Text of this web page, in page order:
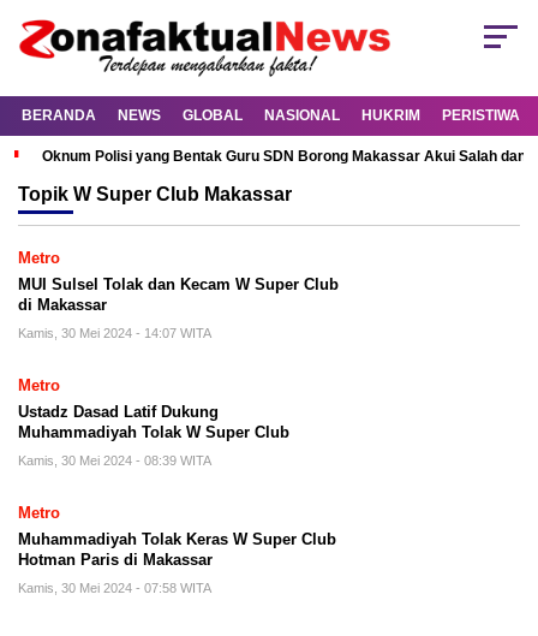
BERANDA NEWS GLOBAL NASIONAL HUKRIM PERISTIWA
Oknum Polisi yang Bentak Guru SDN Borong Makassar Akui Salah dan
Topik W Super Club Makassar
Metro
MUI Sulsel Tolak dan Kecam W Super Club
di Makassar
Kamis, 30 Mei 2024 - 14:07 WITA
Metro
Ustadz Dasad Latif Dukung
Muhammadiyah Tolak W Super Club
Kamis, 30 Mei 2024 - 08:39 WITA
Metro
Muhammadiyah Tolak Keras W Super Club
Hotman Paris di Makassar
Kamis, 30 Mei 2024 - 07:58 WITA